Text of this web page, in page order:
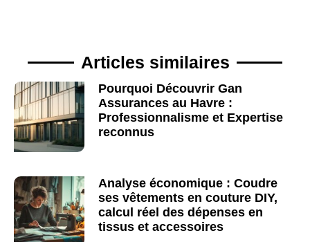
Articles similaires
Pourquoi Découvrir Gan
Assurances au Havre :
Professionnalisme et Expertise
reconnus
Analyse économique : Coudre
ses vêtements en couture DIY,
calcul réel des dépenses en
tissus et accessoires